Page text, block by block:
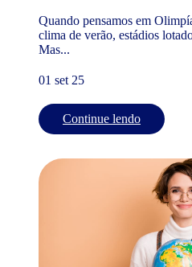
Quando pensamos em
clima de verão, estádios
Mas...
01 set 25
Continue lendo